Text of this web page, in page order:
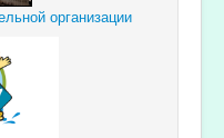
организации